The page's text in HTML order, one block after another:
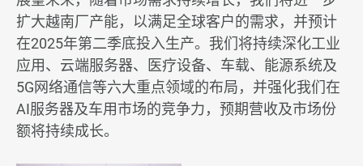
扩大越南厂产能，以满足全球客户的需求，并预计
在2025年第二季底投入生产。我们将持续深化工业
应用、云端服务器、医疗设备、车载、能源系统及
5G网络通信等六大重点领域的布局，并强化我们在
AI服务器及车用市场的竞争力，预期营收及市场份
额将持续成长。
新闻 & 活动
最新消息
活动